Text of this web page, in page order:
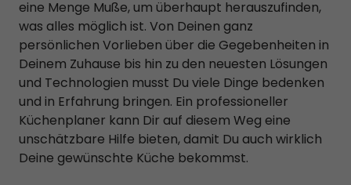
eine Menge Muße, um überhaupt herauszufinden,
was alles möglich ist. Von Deinen ganz
persönlichen Vorlieben über die Gegebenheiten in
Deinem Zuhause bis hin zu den neuesten Lösungen
und Technologien musst Du viele Dinge bedenken
und in Erfahrung bringen. Ein professioneller
Küchenplaner kann Dir auf diesem Weg eine
unschätzbare Hilfe bieten, damit Du auch wirklich
Deine gewünschte Küche bekommst.